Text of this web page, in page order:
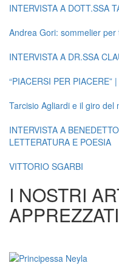
INTERVISTA A DOTT.SSA
Andrea Gori: sommelier
INTERVISTA A DR.SSA
“PIACERSI PER
Tarcisio Agliardi e il giro del
INTERVISTA A
LETTERATURA E POESIA
VITTORIO SGARBI
I NOSTRI
APPREZZATI